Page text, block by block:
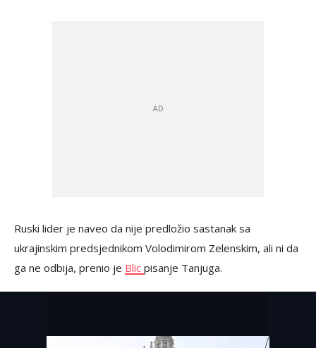
Ruski lider je naveo da nije predložio sastanak sa
ukrajinskim predsjednikom Volodimirom Zelenskim, ali ni da
ga ne odbija, prenio je Blic pisanje Tanjuga.